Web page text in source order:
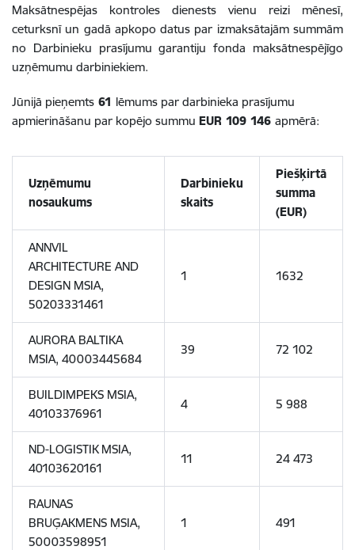
Maksātnespējas kontroles dienests vienu reizi mēnesī,
ceturksnī un gadā apkopo datus par izmaksātajām summām
no Darbinieku prasījumu garantiju fonda maksātnespējīgo
uzņēmumu darbiniekiem.
Jūnijā pieņemts 61 lēmums par darbinieka prasījumu
apmierināšanu par kopējo summu EUR 109 146 apmērā:
Uzņēmumu
nosaukums
Darbinieku
skaits
Piešķirtā
summa
(EUR)
ANNVIL
ARCHITECTURE AND
DESIGN MSIA,
50203331461
1 1632
AURORA BALTIKA
MSIA, 40003445684
39 72 102
BUILDIMPEKS MSIA,
40103376961
4 5 988
ND-LOGISTIK MSIA,
40103620161
11 24 473
RAUNAS
BRUĢAKMENS MSIA,
50003598951
1 491